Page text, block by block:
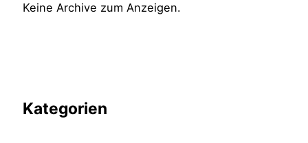
Keine Archive zum Anzeigen.
Kategorien